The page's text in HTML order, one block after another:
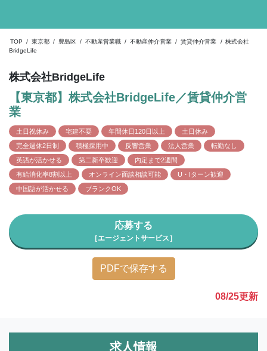
TOP / 東京都 / 豊島区 / 不動産営業職 / 不動産仲介営業 / 賃貸仲介営業 / 株式会社
BridgeLife
株式会社BridgeLife
【東京都】株式会社BridgeLife／賃貸仲介営
業
土日祝休み 宅建不要 年間休日120日以上
土日休み
完全週休2日制
積極採用中 反響営業 法人営業
転勤なし
英語が活かせる
第二新卒歓迎
内定まで2週間
有給消化率8割以上
オンライン面談相談可能
U・Iターン歓迎
中国語が活かせる
ブランクOK
応募する
［エージェントサービス］
PDFで保存する
08/25更新
求人情報